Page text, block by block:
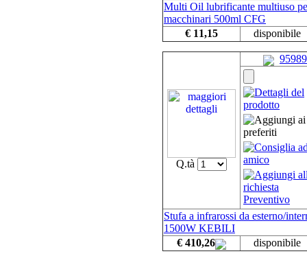
Multi Oil lubrificante multiuso
macchinari 500ml CFG
€ 11,15
disponibile
Q.tà
95989
Stufa a infrarossi da esterno/
1500W KEBILI
€ 410,26
disponibile